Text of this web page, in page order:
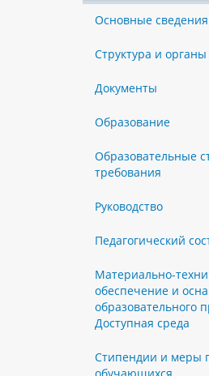
Основные сведения
Структура и
Документы
Образование
Образовательные
требования
Руководство
Педагогический
Материально-
обеспечение и
образовательного
Доступная среда
Стипендии и меры